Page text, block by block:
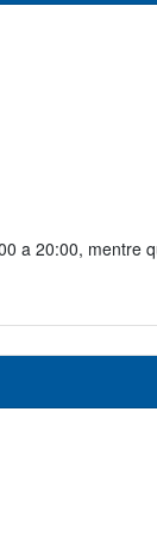
a 20:00, mentre